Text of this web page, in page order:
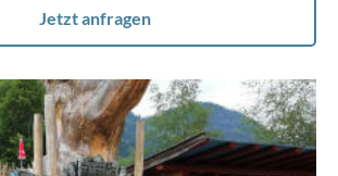
Jetzt anfragen